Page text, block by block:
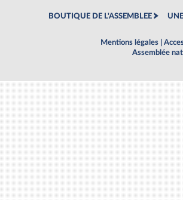
BOUTIQUE DE L'ASSEMBLEE
Mentions légales
Assemblée